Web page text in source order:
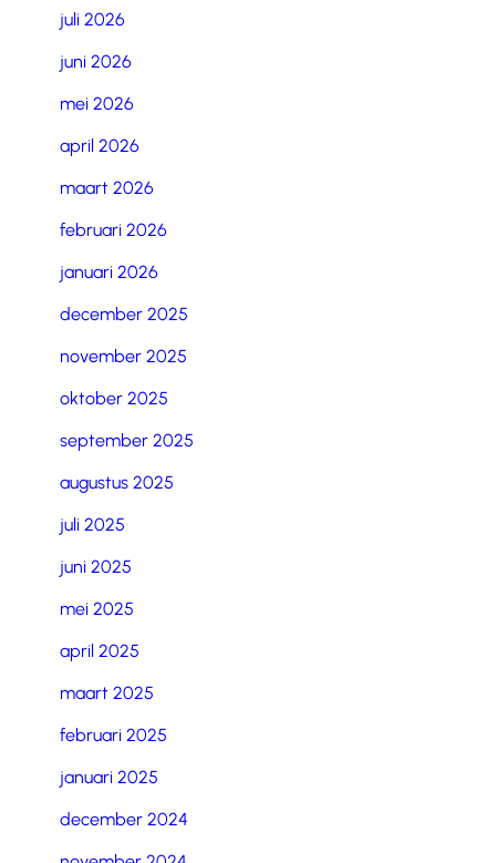
juli 2026
juni 2026
mei 2026
april 2026
maart 2026
februari 2026
januari 2026
december 2025
november 2025
oktober 2025
september 2025
augustus 2025
juli 2025
juni 2025
mei 2025
april 2025
maart 2025
februari 2025
januari 2025
december 2024